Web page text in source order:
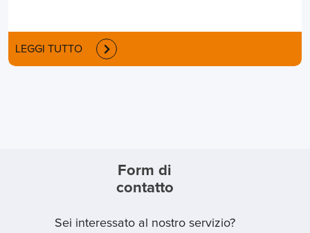
LEGGI TUTTO
Form di
contatto
Sei interessato al nostro servizio?